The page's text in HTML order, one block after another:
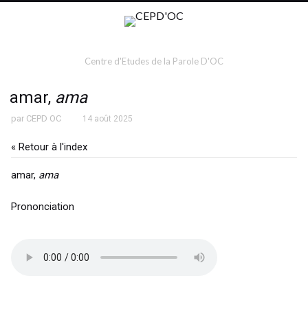
Centre d'Etudes de la Parole D'OC
amar, ama
par CEPD OC 14 août 2025
« Retour à l'index
amar, ama
Prononciation